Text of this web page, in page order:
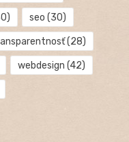
seo (30)
(28)
webdesign (42)